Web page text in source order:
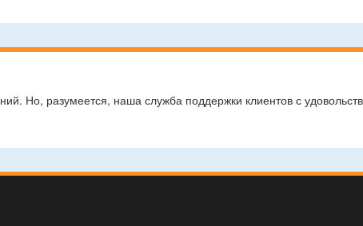
Но, разумеется, наша служба поддержки клиентов с